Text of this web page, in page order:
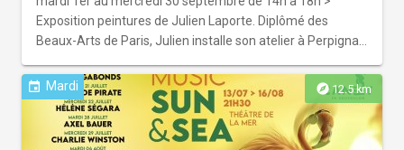
Exposition peintures de Julien Laporte. Diplômé des
Beaux-Arts de Paris, Julien installe son atelier à Perpignan
explore 12.5 km
event Mardi